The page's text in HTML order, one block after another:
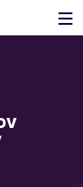
Click